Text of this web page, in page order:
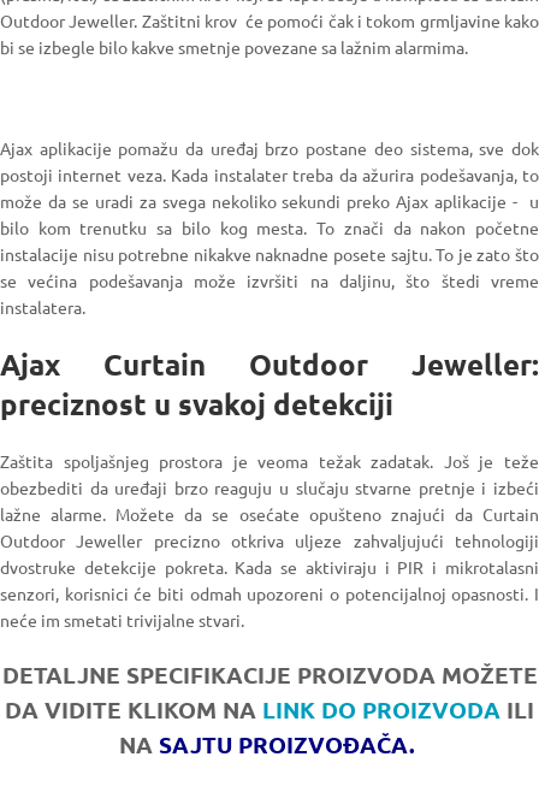
Outdoor Jeweller. Zaštitni krov će pomoći čak i tokom grmljavine kako
bi se izbegle bilo kakve smetnje povezane sa lažnim alarmima.
Ajax aplikacije pomažu da uređaj brzo postane deo sistema, sve dok
postoji internet veza. Kada instalater treba da ažurira podešavanja, to
može da se uradi za svega nekoliko sekundi preko Ajax aplikacije - u
bilo kom trenutku sa bilo kog mesta. To znači da nakon početne
instalacije nisu potrebne nikakve naknadne posete sajtu. To je zato što
se većina podešavanja može izvršiti na daljinu, što štedi vreme
instalatera.
Ajax Curtain Outdoor Jeweller:
preciznost u svakoj detekciji
Zaštita spoljašnjeg prostora je veoma težak zadatak. Još je teže
obezbediti da uređaji brzo reaguju u slučaju stvarne pretnje i izbeći
lažne alarme. Možete da se osećate opušteno znajući da Curtain
Outdoor Jeweller precizno otkriva uljeze zahvaljujući tehnologiji
dvostruke detekcije pokreta. Kada se aktiviraju i PIR i mikrotalasni
senzori, korisnici će biti odmah upozoreni o potencijalnoj opasnosti. I
neće im smetati trivijalne stvari.
DETALJNE SPECIFIKACIJE PROIZVODA MOŽETE
DA VIDITE KLIKOM NA LINK DO PROIZVODA ILI
NA SAJTU PROIZVOĐAČA.